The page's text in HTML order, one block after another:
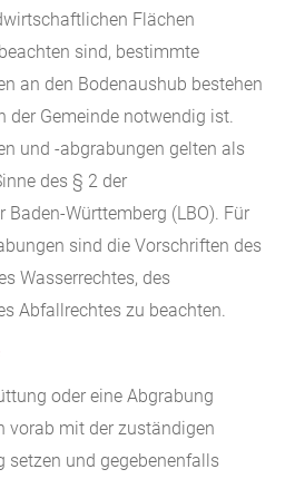
Flächen
sind, bestimmte
an den Bodenaushub bestehen
der Gemeinde notwendig ist.
und -abgrabungen gelten als
des § 2 der
Baden-Württemberg (LBO). Für
sind die Vorschriften des
Wasserrechtes, des
Abfallrechtes zu beachten.
oder eine Abgrabung
vorab mit der zuständigen
setzen und gegebenenfalls